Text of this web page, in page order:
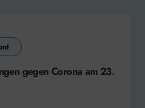
gegen Corona am 23.